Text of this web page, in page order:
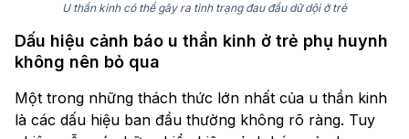
U thần kinh có thể gây ra tình trạng đau đầu dữ dội ở trẻ
Dấu hiệu cảnh báo u thần kinh ở trẻ phụ huynh
không nên bỏ qua
Một trong những thách thức lớn nhất của u thần kinh
là các dấu hiệu ban đầu thường không rõ ràng. Tuy